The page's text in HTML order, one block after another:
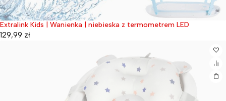
Wyprzedane
Extralink Kids | Wanienka | niebieska z termometrem LED
129,99 zł